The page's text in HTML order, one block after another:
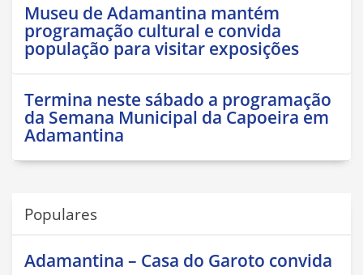
Museu de Adamantina mantém
programação cultural e convida
população para visitar exposições
Termina neste sábado a programação
da Semana Municipal da Capoeira em
Adamantina
Populares
Adamantina – Casa do Garoto convida